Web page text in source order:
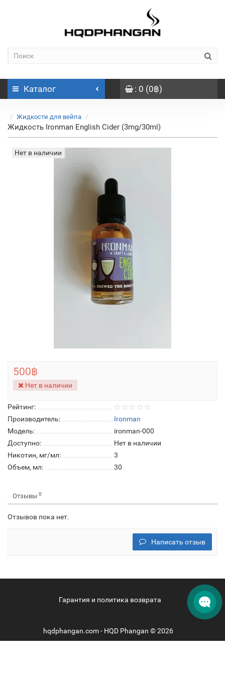
Каталог : 0 (0฿)
Жидкости для вейпа
Жидкость Ironman English Cider (3mg/30ml)
Нет в наличии
Рейтинг:
Производитель:
Ironman
Модель:
ironman-000
Доступно:
Нет в наличии
Никотин, мг/мл:
3
Объем, мл:
30
500฿
Нет в наличии
Отзывы 0
Отзывов пока нет.
Написать отзыв
Гарантия и политика возврата
hqdphangan.com - HQD Phangan © 2026